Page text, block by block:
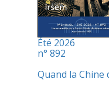
Été 2026
n° 892
Quand la Chine